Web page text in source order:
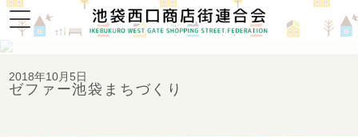
トップバナー
2018年10月5日
ゼファー池袋まちづくり